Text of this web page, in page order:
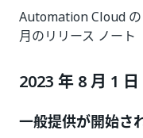
Automation Cloud
月のリリース ノート
2023 年 8 月 1 日
一般提供が開始さ